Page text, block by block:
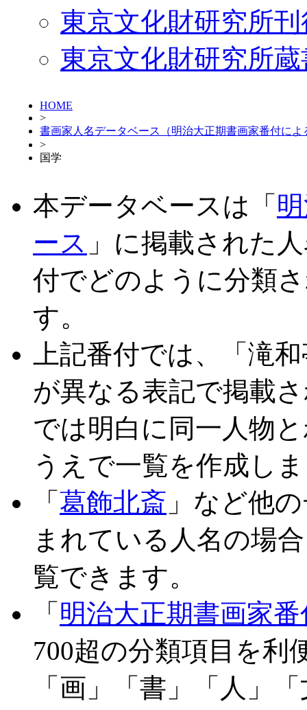
東京文化財研究所
東京文化財研究所
HOME
>
書画家人名データベース（明治大正期書画家番付によ
>
国学
本データベースは「
ース 」に掲載された
付でどのように分類
す。
上記番付では、「滝
が異なる表記で掲載
では明白に同一人物
うえで一覧を作成し
「 葛飾北斎 」など他
まれている人名の場
覧できます。
「 明治大正期書画家
700超の分類項目を利
「画」「書」「人」